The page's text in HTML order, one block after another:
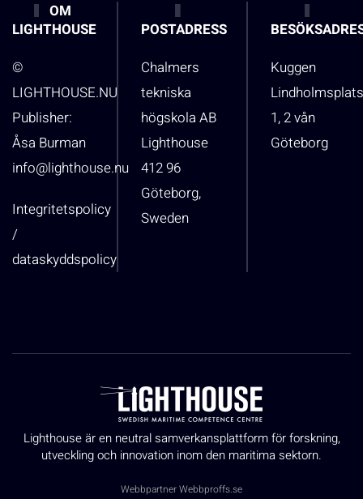
OM
LIGHTHOUSE
©
LIGHTHOUSE.NU
Publisher:
Åsa Burman
info@lighthouse.nu
Integritetspolicy
/
dataskyddspolicy
POSTADRESS
Chalmers
tekniska
högskola AB
Lighthouse
412 96
Göteborg,
Sweden
Kuggen
1, 2 vån
Göteborg
Lighthouse är en neutral samverkansplattform för forskning,
utveckling och innovation inom den maritima sektorn.
WebbpartnerWebbproffs.se